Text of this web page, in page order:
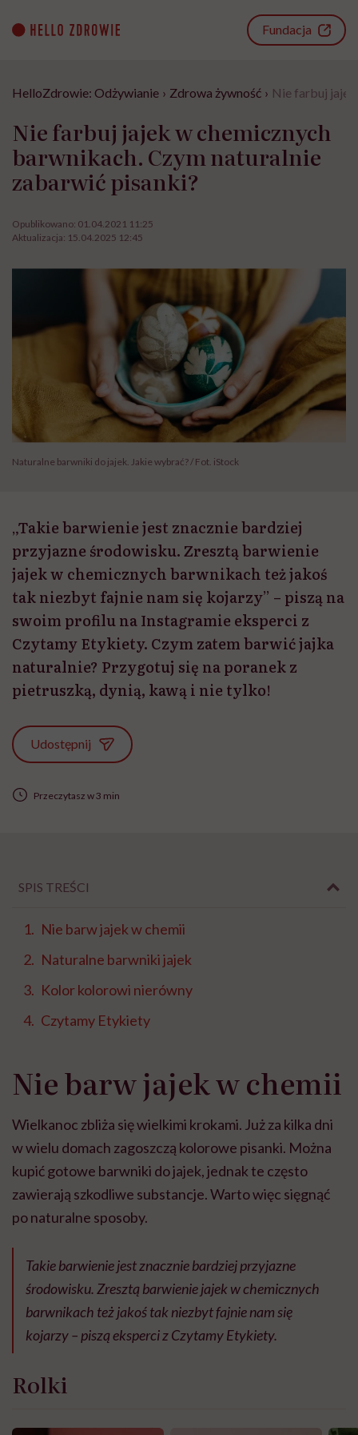
content
Fundacja
HelloZdrowie: Odżywianie › Zdrowa żywność › Nie farbuj
Nie farbuj jajek w chemicznych
barwnikach. Czym naturalnie
zabarwić pisanki?
Opublikowano: 01.04.2021 11:25
Aktualizacja: 15.04.2025 12:45
Naturalne barwniki do jajek. Jakie wybrać? / Fot. iStock
„Takie barwienie jest znacznie bardziej
przyjazne środowisku. Zresztą barwienie
jajek w chemicznych barwnikach też jakoś
tak niezbyt fajnie nam się kojarzy” – piszą na
swoim profilu na Instagramie eksperci z
Czytamy Etykiety. Czym zatem barwić jajka
naturalnie? Przygotuj się na poranek z
pietruszką, dynią, kawą i nie tylko!
Udostępnij
Przeczytasz w 3 min
SPIS TREŚCI
Nie barw jajek w chemii
Naturalne barwniki jajek
Kolor kolorowi nierówny
Czytamy Etykiety
Nie barw jajek w chemii
Wielkanoc zbliża się wielkimi krokami. Już za kilka dni
w wielu domach zagoszczą kolorowe pisanki. Można
kupić gotowe barwniki do jajek, jednak te często
zawierają szkodliwe substancje. Warto więc sięgnąć
po naturalne sposoby.
Takie barwienie jest znacznie bardziej przyjazne
środowisku. Zresztą barwienie jajek w chemicznych
barwnikach też jakoś tak niezbyt fajnie nam się
kojarzy – piszą eksperci z Czytamy Etykiety.
Rolki